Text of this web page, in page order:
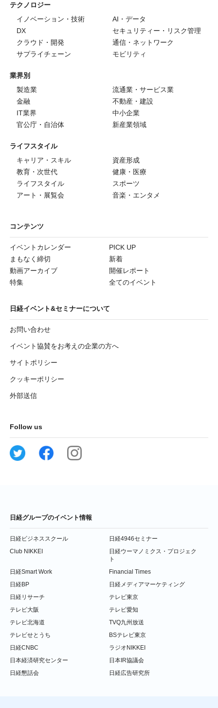
テクノロジー
イノベーション・技術
AI・データ
DX
セキュリティー・リスク管理
クラウド・開発
通信・ネットワーク
サプライチェーン
モビリティ
業界別
製造業
流通業・サービス業
金融
不動産・建設
IT業界
中小企業
官公庁・自治体
新産業領域
ライフスタイル
キャリア・スキル
資産形成
教育・次世代
健康・医療
ライフスタイル
スポーツ
アート・展覧会
音楽・エンタメ
コンテンツ
イベントカレンダー
PICK UP
まもなく締切
新着
動画アーカイブ
開催レポート
特集
全てのイベント
日経イベント&セミナーについて
お問い合わせ
イベント協賛をお考えの企業の方へ
サイトポリシー
クッキーポリシー
外部送信
Follow us
日経グループのイベント情報
日経ビジネススクール
日経4946セミナー
Club NIKKEI
日経ウーマノミクス・プロジェク
ト
日経Smart Work
Financial Times
日経BP
日経メディアマーケティング
日経リサーチ
テレビ東京
テレビ大阪
テレビ愛知
テレビ北海道
TVQ九州放送
テレビせとうち
BSテレビ東京
日経CNBC
ラジオNIKKEI
日本経済研究センター
日本IR協議会
日経懇話会
日経広告研究所